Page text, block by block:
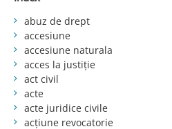
abuz de drept
accesiune
accesiune naturala
acces la justiție
act civil
acte
acte juridice civile
acțiune revocatorie